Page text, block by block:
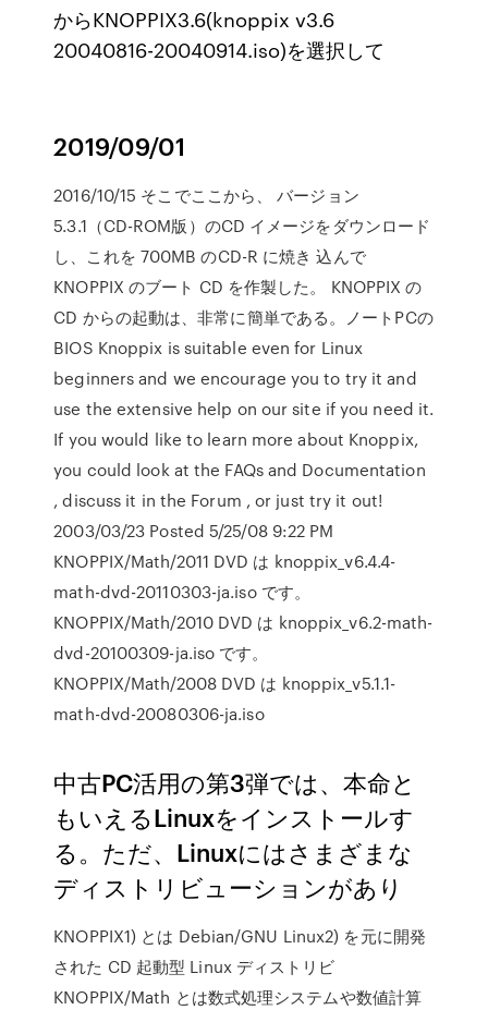
からKNOPPIX3.6(knoppix v3.6
20040816-20040914.iso)を選択して
2019/09/01
2016/10/15 そこでここから、 バージョン
5.3.1（CD-ROM版）のCD イメージをダウンロード
し、これを 700MB のCD-R に焼き 込んで
KNOPPIX のブート CD を作製した。 KNOPPIX の
CD からの起動は、非常に簡単である。ノートPCの
BIOS Knoppix is suitable even for Linux
beginners and we encourage you to try it and
use the extensive help on our site if you need it.
If you would like to learn more about Knoppix,
you could look at the FAQs and Documentation
, discuss it in the Forum , or just try it out!
2003/03/23 Posted 5/25/08 9:22 PM
KNOPPIX/Math/2011 DVD は knoppix_v6.4.4-
math-dvd-20110303-ja.iso です。
KNOPPIX/Math/2010 DVD は knoppix_v6.2-math-
dvd-20100309-ja.iso です。
KNOPPIX/Math/2008 DVD は knoppix_v5.1.1-
math-dvd-20080306-ja.iso
中古PC活用の第3弾では、本命と
もいえるLinuxをインストールす
る。ただ、Linuxにはさまざまな
ディストリビューションがあり
KNOPPIX1) とは Debian/GNU Linux2) を元に開発
された CD 起動型 Linux ディストリビ
KNOPPIX/Math とは数式処理システムや数値計算